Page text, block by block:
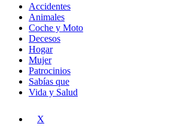
Accidentes
Animales
Coche y Moto
Decesos
Hogar
Mujer
Patrocinios
Sabías que
Vida y Salud
X